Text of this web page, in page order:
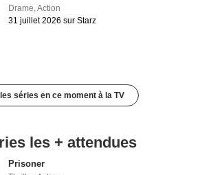
Drame ,Action
31 juillet 2026 sur Starz
séries en ce moment à la TV
les + attendues
Prisoner